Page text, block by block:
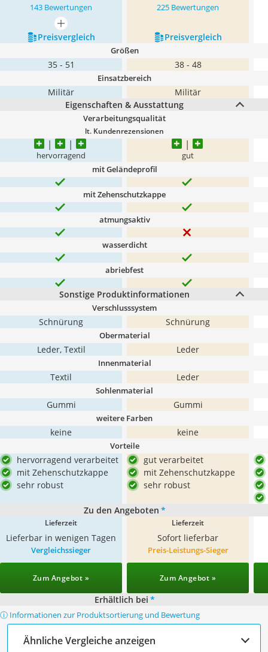
143 Bewertungen 225 Bewertungen
mehr anzeigen
Preis­vergleich
Preis­vergleich
Größen
35 - 51 38 - 48
Einsatzbereich
Militär
Militär
Eigenschaften & Ausstattung
Verarbeitungsqualität
lt. Kundenrezensionen
hervorragend gut
mit Geländeprofil
mit Zehenschutzkappe
atmungsaktiv
wasserdicht
abriebfest
Sonstige Produktinformationen
Verschlusssystem
Schnürung Schnürung
Obermaterial
Leder, Textil Leder
Innenmaterial
Textil Leder
Sohlenmaterial
Gummi Gummi
weitere Farben
keine keine
Vorteile
hervorragend verarbeitet
mit Zehenschutzkappe
sehr robust
gut verarbeitet
mit Zehenschutzkappe
sehr robust
Zu den Angeboten *
Lieferzeit
Lieferbar in wenigen Tagen
Lieferzeit
Sofort lieferbar
Vergleichssieger
Zum Angebot »
Preis-Leistungs-Sieger
Zum Angebot »
Erhältlich bei *
ⓘ Informationen zur Produktsortierung und Bewertung
Ähnliche Vergleiche anzeigen